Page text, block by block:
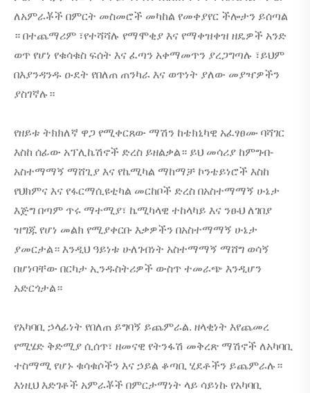
ለአምራቾች በምርት መስመሮች መካከል የመቀያየር ችሎታን ይሰጣል
። በተጨማሪም ፣የተሻሻሉ የማሞቂያ እና የማቀዝቀዝ ዘዴዎች አንድ
ወጥ የሆነ የቁሳቁስ ፍሰት እና ፈጣን አቀማመጥን ያረጋግጣሉ ፣ይህም
በእያንዳንዱ ዑደት የበለጠ ጠንካራ እና ወጥነት ያለው መያዣዎችን
ያስገኛሉ።
የዘይቱ ትክክለኛ ዋጋ የሚቀርጸው ማሽን ከቴክኒካዊ አፈፃፀሙ ባሻገር
እስከ ሰፊው አፕሊኬሽኖች ድረስ ይዘልቃል። ይህ መሳሪያ ከምግብ-
አስተማማኝ ማሸጊያ እና የኬሚካል ማከማቻ ኮንቴይነሮች እስከ
የህክምና እና የፋርማሲዩቲካል መርከቦች ድረስ በአስተማማኝ ሁኔታ
እጅግ በጣም ጥሩ ማተሚያ፣ ኬሚካላዊ ተከላካይ እና ንፁህ ለገበያ
ዝግጁ የሆነ መልክ የሚያቀርቡ እቃዎችን በአስተማማኝ ሁኔታ
ያመርታል። እንዲህ ዓይነቱ ሁለገብነት አስተማማኝ ማሸግ ወሳኝ
በሆነባቸው በርካታ ኢንዱስትሪዎች ውስጥ ተመራጭ እንዲሆን
አድርጎታል።
የአካባቢ ኃላፊነት የበለጠ ይግባኝ ይጨምራል. ዘላቂነት እየጨመረ
የሚሄድ ቅድሚያ ሲሰጥ፣ ዘመናዊ የትንፋሽ መቅረጽ ማሽኖች ለአካባቢ
ተስማሚ የሆኑ ቁሳቁሶችን እና ኃይል ቆጣቢ ሂደቶችን ይጨምራሉ።
እነዚህ እድገቶች አምራቾች በምርታማነት ላይ ሳይነኩ የአካባቢ